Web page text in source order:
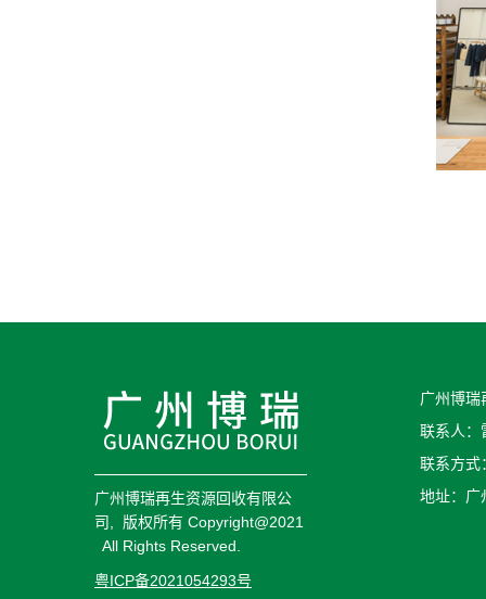
广州博瑞再生资源回收有限公
司, 版权所有 Copyright@2021
All Rights Reserved.
粤ICP备2021054293号
广州博瑞
联系人：
联系方式
地址：广